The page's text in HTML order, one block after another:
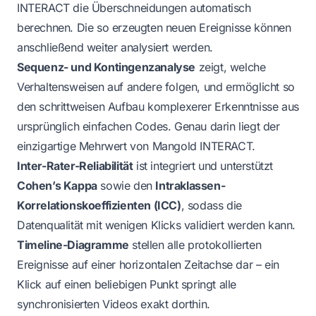
INTERACT die Überschneidungen automatisch
berechnen. Die so erzeugten neuen Ereignisse können
anschließend weiter analysiert werden.
Sequenz- und Kontingenzanalyse zeigt, welche
Verhaltensweisen auf andere folgen, und ermöglicht so
den schrittweisen Aufbau komplexerer Erkenntnisse aus
ursprünglich einfachen Codes. Genau darin liegt der
einzigartige Mehrwert von Mangold INTERACT.
Inter-Rater-Reliabilitätist integriert und unterstützt
Cohen’s Kappasowie den Intraklassen-
Korrelationskoeffizienten (ICC), sodass die
Datenqualität mit wenigen Klicks validiert werden kann.
Timeline-Diagramme stellen alle protokollierten
Ereignisse auf einer horizontalen Zeitachse dar – ein
Klick auf einen beliebigen Punkt springt alle
synchronisierten Videos exakt dorthin.